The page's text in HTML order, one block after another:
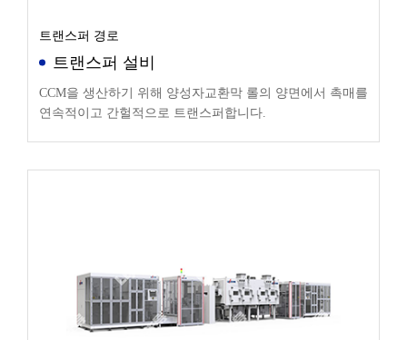
트랜스퍼 경로
트랜스퍼 설비
CCM을 생산하기 위해 양성자교환막 롤의 양면에서 촉매를
연속적이고 간헐적으로 트랜스퍼합니다.